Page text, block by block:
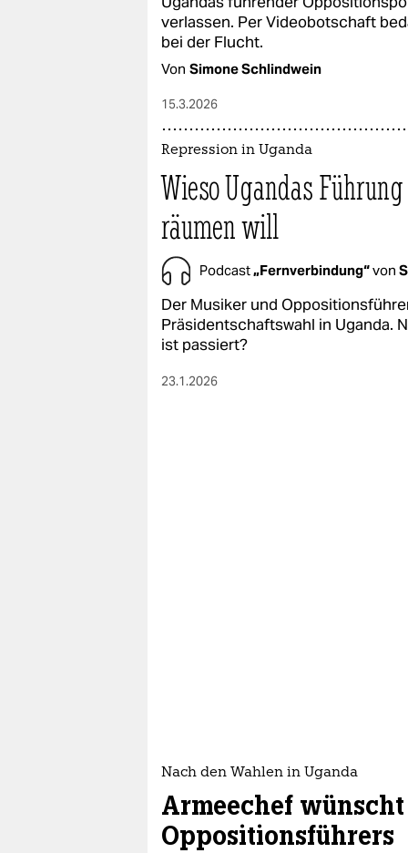
epaper login
verlassen. Per Videobotschaft
bei der Flucht.
Von Simone Schlindwein
15.3.2026
Repression in Uganda
Wieso Ugandas
räumen will
Podcast„Fernverbindung“von
Der Musiker und
Präsidentschaftswahl in Uganda.
ist passiert?
23.1.2026
Nach den Wahlen in Uganda
Armeechef
Oppositionsführers